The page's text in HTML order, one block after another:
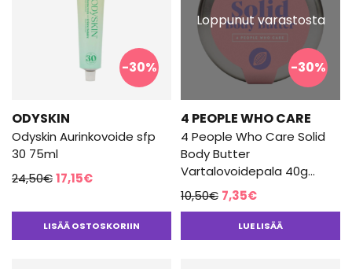
-30%
ODYSKIN
Odyskin Aurinkovoide sfp
30 75ml
24,50€Alkuperäinen
oli:
24,50€.
17,15€Nykyinen
on:
17,15€.
LISÄÄ OSTOSKORIIN
Loppunut varastosta
-30%
4 PEOPLE WHO CARE
4 People Who Care Solid
Body Butter
Vartalovoidepala 40g
(outlet)
10,50€ Alkuperäinen
hinta
7,35€Nykyinen
hinta
on:
LUE LISÄÄ